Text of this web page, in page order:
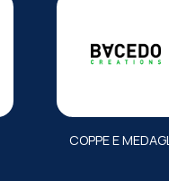
COPPE E